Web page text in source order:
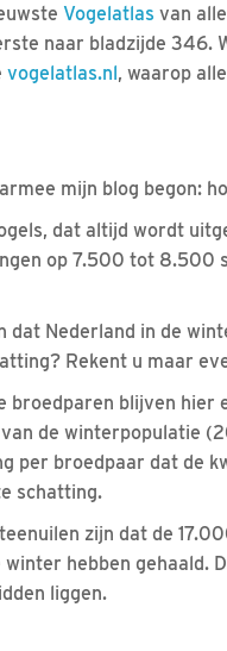
Vogelatlas van
naar bladzijde 346.
vogelatlas.nl, waarop
mijn blog begon:
dat altijd wordt
op 7.500 tot 8.500
dat Nederland in de
Rekent u maar
broedparen blijven hier
de winterpopulatie
per broedpaar dat de
schatting.
zijn dat de
hebben gehaald.
liggen.